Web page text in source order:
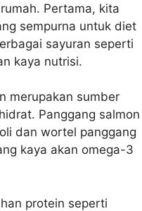
Pertama, kita
sempurna untuk diet
sayuran seperti
kaya nutrisi.
merupakan sumber
Panggang salmon
dan wortel panggang
kaya akan omega-3
protein seperti